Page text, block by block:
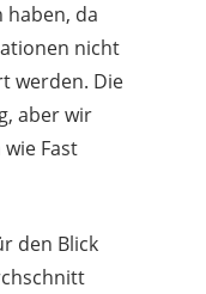
haben, da
nicht
werden. Die
aber wir
Fast
den Blick